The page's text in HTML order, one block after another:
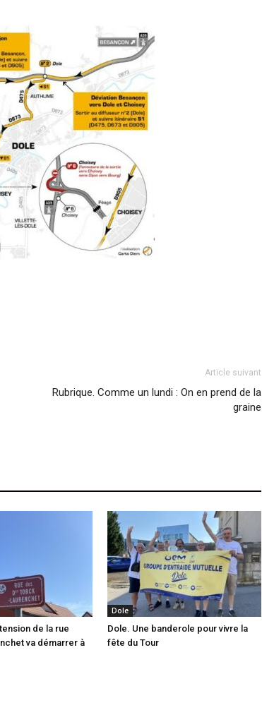
Article suivant
Rubrique. Comme un lundi : On en prend de la
graine
de la rue
va démarrer à
Dole
Dole. Une banderole pour vivre la
fête du Tour